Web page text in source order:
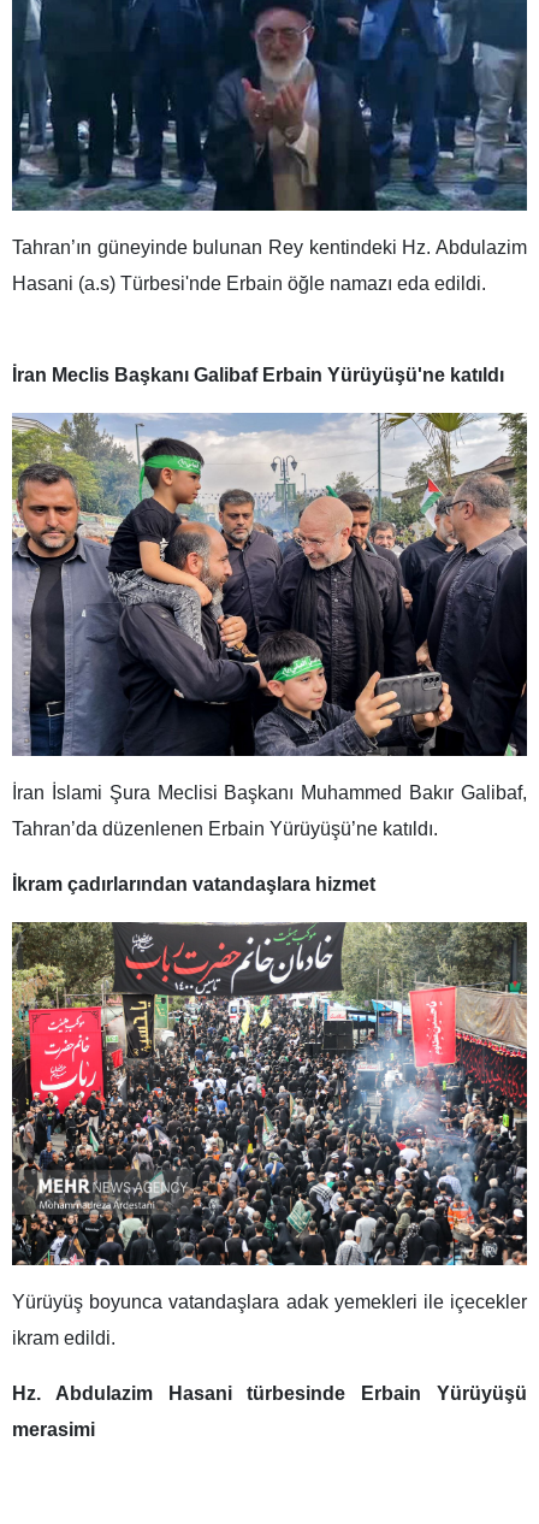
Tahran’ın güneyinde bulunan Rey kentindeki Hz. Abdulazim
Hasani (a.s) Türbesi'nde Erbain öğle namazı eda edildi.
İran Meclis Başkanı Galibaf Erbain Yürüyüşü'ne katıldı
İran İslami Şura Meclisi Başkanı Muhammed Bakır Galibaf,
Tahran’da düzenlenen Erbain Yürüyüşü’ne katıldı.
İkram çadırlarından vatandaşlara hizmet
Yürüyüş boyunca vatandaşlara adak yemekleri ile içecekler
ikram edildi.
Hz. Abdulazim Hasani türbesinde Erbain Yürüyüşü
merasimi